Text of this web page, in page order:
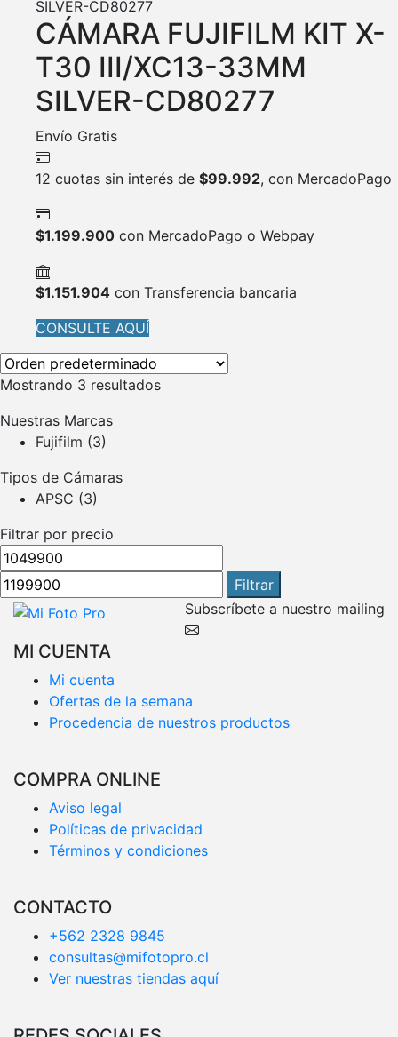
CÁMARA FUJIFILM KIT X-
T30 III/XC13-33MM
SILVER-CD80277
Envío Gratis
12 cuotas sin interés de $99.992, con MercadoPago
$1.199.900 con MercadoPago o Webpay
$1.151.904 con Transferencia bancaria
CONSULTE AQUÍ
Mostrando 3 resultados
Nuestras Marcas
Fujifilm (3)
Tipos de Cámaras
APSC (3)
Filtrar por precio
Precio
mínimo
máximo
Filtrar
Subscríbete a nuestro mailing
MI CUENTA
Mi cuenta
Ofertas de la semana
Procedencia de nuestros productos
COMPRA ONLINE
Aviso legal
Políticas de privacidad
Términos y condiciones
CONTACTO
+562 2328 9845
consultas@mifotopro.cl
Ver nuestras tiendas aquí